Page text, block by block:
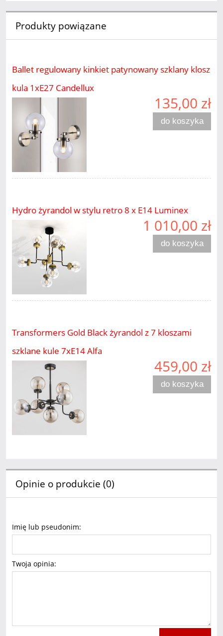
Produkty powiązane
Ballet regulowany kinkiet patynowany szklany klosz
kula 1xE27 Candellux
135,00 zł
do koszyka
Hydro żyrandol w stylu retro 8 x E14 Luminex
1 010,00 zł
do koszyka
Transformers Gold Black żyrandol z 7 kloszami
szklane kule 7xE14 Alfa
459,00 zł
do koszyka
Opinie o produkcie (0)
Imię lub pseudonim:
Twoja opinia: